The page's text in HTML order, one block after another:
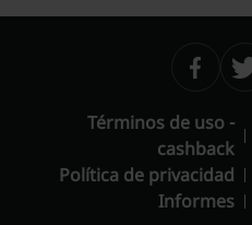
Términos de uso -
cashback
Política de privacidad
Informes